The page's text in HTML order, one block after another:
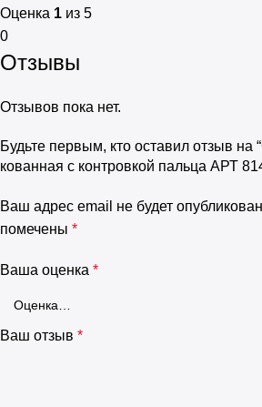
Оценка 1 из 5
0
Отзывы
Отзывов пока нет.
Будьте первым, кто оставил отзыв на
кованная с контровкой пальца АРТ
Ваш адрес email не будет
помечены *
Ваша оценка *
Ваш отзыв *